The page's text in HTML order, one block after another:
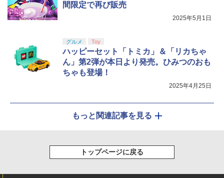
間限定で再び販売
2025年5月1日
グルメ Toy
ハッピーセット「トミカ」＆「リカちゃ
ん」第2弾が本日より発売。ひみつのおも
ちゃも登場！
2025年4月25日
もっと関連記事を見る
トップページに戻る